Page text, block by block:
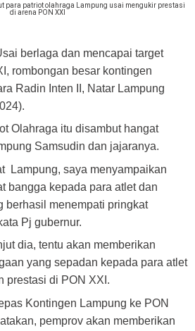
para patriot olahraga Lampung usai mengukir prestasi
di arena PON XXI
berlaga dan mencapai target
rombongan besar kontingen
Radin Inten II, Natar Lampung
Olahraga itu disambut hangat
Samsudin dan jajaranya.
Lampung, saya menyampaikan
bangga kepada para atlet dan
berhasil menempati pringkat
Pj gubernur.
dia, tentu akan memberikan
yang sepadan kepada para atlet
prestasi di PON XXI.
Kontingen Lampung ke PON
pemprov akan memberikan